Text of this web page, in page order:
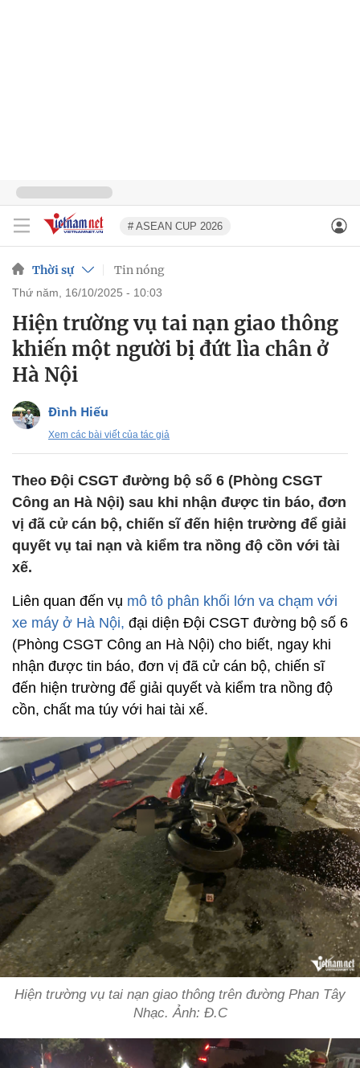
# ASEAN CUP 2026
Thời sự Tin nóng
thứ năm, 16/10/2025 - 10:03
Hiện trường vụ tai nạn giao thông
khiến một người bị đứt lìa chân ở
Hà Nội
Đình Hiếu
Xem các bài viết của tác giả
Theo Đội CSGT đường bộ số 6 (Phòng CSGT
Công an Hà Nội) sau khi nhận được tin báo, đơn
vị đã cử cán bộ, chiến sĩ đến hiện trường để giải
quyết vụ tai nạn và kiểm tra nồng độ cồn với tài
xế.
Liên quan đến vụ mô tô phân khối lớn va chạm với
xe máy ở Hà Nội, đại diện Đội CSGT đường bộ số 6
(Phòng CSGT Công an Hà Nội) cho biết, ngay khi
nhận được tin báo, đơn vị đã cử cán bộ, chiến sĩ
đến hiện trường để giải quyết và kiểm tra nồng độ
cồn, chất ma túy với hai tài xế.
Hiện trường vụ tai nạn giao thông trên đường Phan Tây
Nhạc. Ảnh: Đ.C